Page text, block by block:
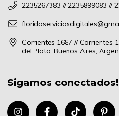
2235267383 // 2235899083 //
Corrientes 1687 // Corrientes
del Plata, Buenos Aires,
Sigamos conectados!